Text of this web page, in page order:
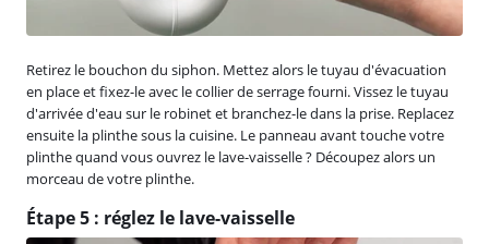
Retirez le bouchon du siphon. Mettez alors le tuyau d'évacuation
en place et fixez-le avec le collier de serrage fourni. Vissez le tuyau
d'arrivée d'eau sur le robinet et branchez-le dans la prise. Replacez
ensuite la plinthe sous la cuisine. Le panneau avant touche votre
plinthe quand vous ouvrez le lave-vaisselle ? Découpez alors un
morceau de votre plinthe.
Étape 5 : réglez le lave-vaisselle